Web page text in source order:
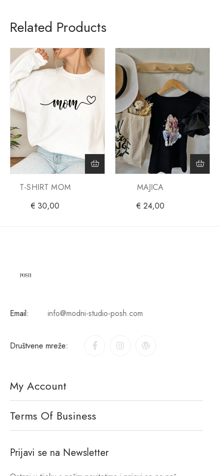
Related Products
T-SHIRT MOM
€ 30,00
MAJICA
€ 24,00
Email: info@modni-studio-posh.com
Društvene mreže:
My Account
Terms Of Business
Prijavi se na Newsletter